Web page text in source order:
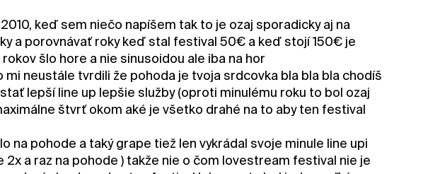
keď sem niečo napíšem tak to je ozaj sporadicky aj na
a porovnávať roky keď stal festival 50€ a keď stojí 150€ je
šlo hore a nie sinusoidou ale iba na hor
neustále tvrdili že pohoda je tvoja srdcovka bla bla bla chodíš
lepší line up lepšie služby (oproti minulému roku to bol ozaj
štvrť okom aké je všetko drahé na to aby ten festival
na pohode a taký grape tiež len vykrádal svoje minule line upi
a raz na pohode ) takže nie o čom lovestream festival nie je